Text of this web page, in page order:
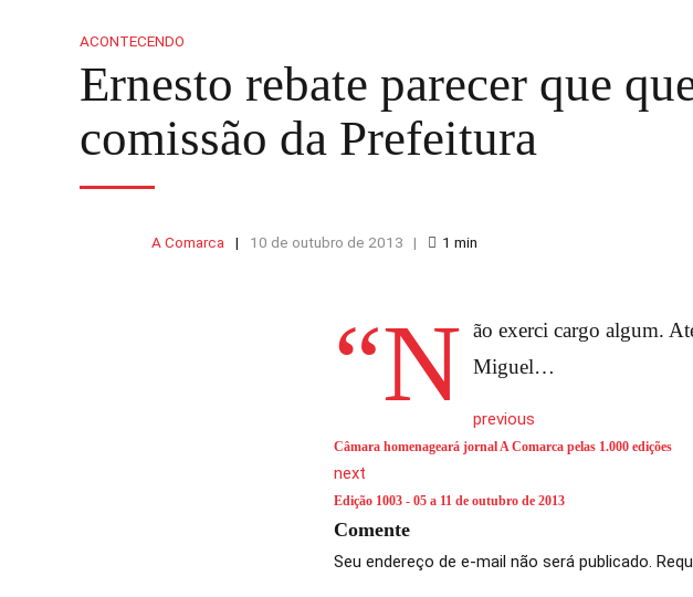
ACONTECENDO
Ernesto rebate parecer que
comissão da Prefeitura
A Comarca 10 de outubro de 2013 1 min
“N ão exerci cargo algum.
Miguel…
previous
Câmara homenageará jornal A Comarca pelas 1.000 edições
next
Edição 1003 - 05 a 11 de outubro de 2013
Comente
Seu endereço de e-mail não será publicado.